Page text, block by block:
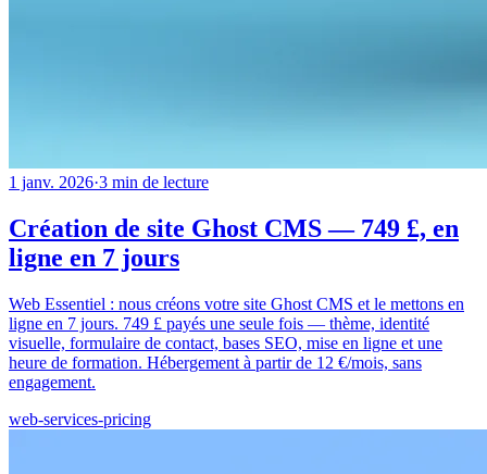
1 janv. 2026·3 min de lecture
Création de site Ghost CMS — 749 £, en
ligne en 7 jours
Web Essentiel : nous créons votre site Ghost CMS et le mettons en
ligne en 7 jours. 749 £ payés une seule fois — thème, identité
visuelle, formulaire de contact, bases SEO, mise en ligne et une
heure de formation. Hébergement à partir de 12 €/mois, sans
engagement.
web-services-pricing